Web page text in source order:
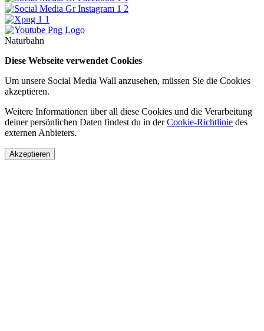
Naturbahn
Diese Webseite verwendet Cookies
Um unsere Social Media Wall anzusehen, müssen Sie die Cookies
akzeptieren.
Weitere Informationen über all diese Cookies und die Verarbeitung
deiner persönlichen Daten findest du in derCookie-Richtlinie des
externen Anbieters.
Akzeptieren